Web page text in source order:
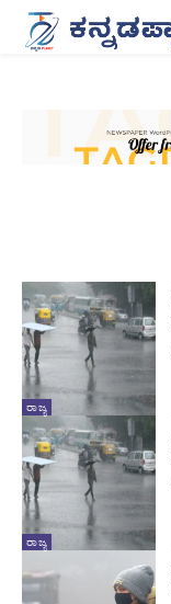
ರಾಜ್ಯ
ರಾಜ್ಯ